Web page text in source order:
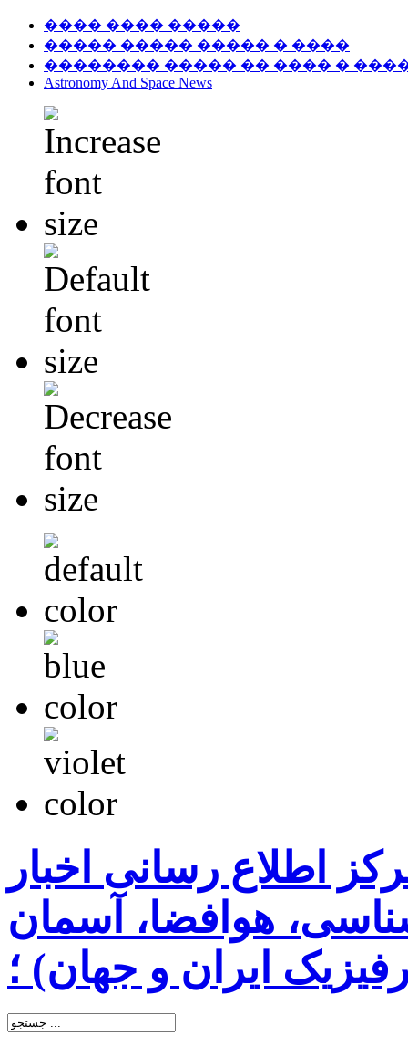
���� ���� �����
����� ����� ����� � ����
�������� ����� �� ���� �
Astronomy And Space News
اطلاع رسانی اخبار
هوافضا، آسمان
ایران و جهان) ؛